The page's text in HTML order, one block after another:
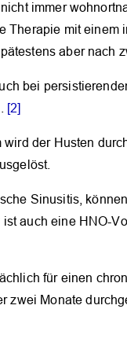
immer
Therapie mit
aber nach
bei
[2]
der Husten
Sinusitis,
auch eine HNO-
für einen
zwei Monate